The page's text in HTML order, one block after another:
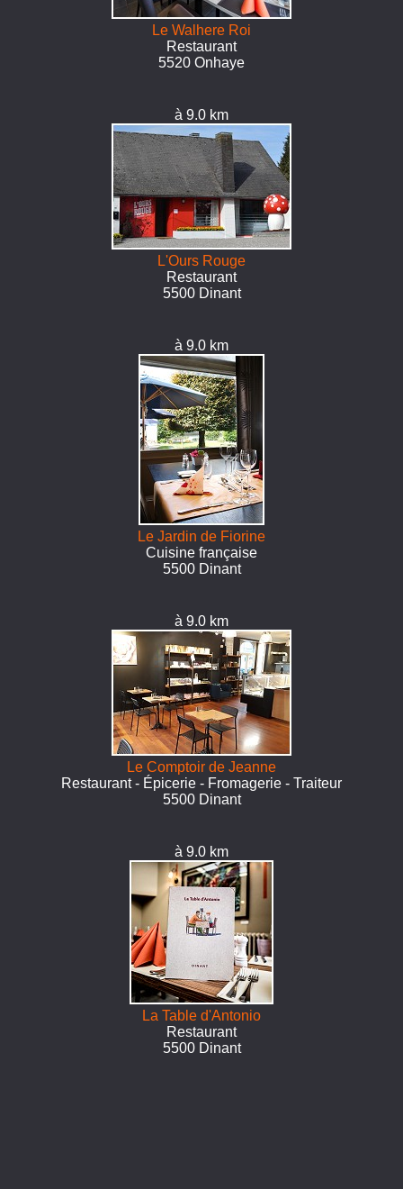
Le Walhere Roi
Restaurant
5520 Onhaye
à 9.0 km
L'Ours Rouge
Restaurant
5500 Dinant
à 9.0 km
Le Jardin de Fiorine
Cuisine française
5500 Dinant
à 9.0 km
Le Comptoir de Jeanne
Restaurant - Épicerie - Fromagerie - Traiteur
5500 Dinant
à 9.0 km
La Table d'Antonio
Restaurant
5500 Dinant